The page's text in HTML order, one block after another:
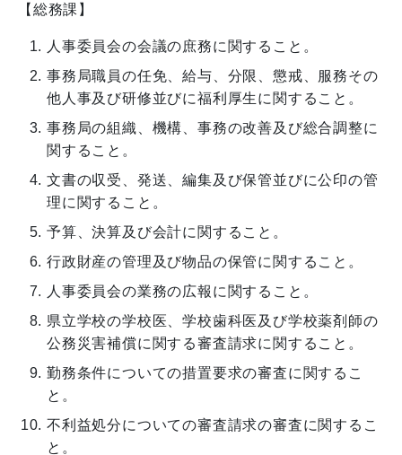
【総務課】
人事委員会の会議の庶務に関すること。
事務局職員の任免、給与、分限、懲戒、服務その
他人事及び研修並びに福利厚生に関すること。
事務局の組織、機構、事務の改善及び総合調整に
関すること。
文書の収受、発送、編集及び保管並びに公印の管
理に関すること。
予算、決算及び会計に関すること。
行政財産の管理及び物品の保管に関すること。
人事委員会の業務の広報に関すること。
県立学校の学校医、学校歯科医及び学校薬剤師の
公務災害補償に関する審査請求に関すること。
勤務条件についての措置要求の審査に関するこ
と。
不利益処分についての審査請求の審査に関するこ
と。